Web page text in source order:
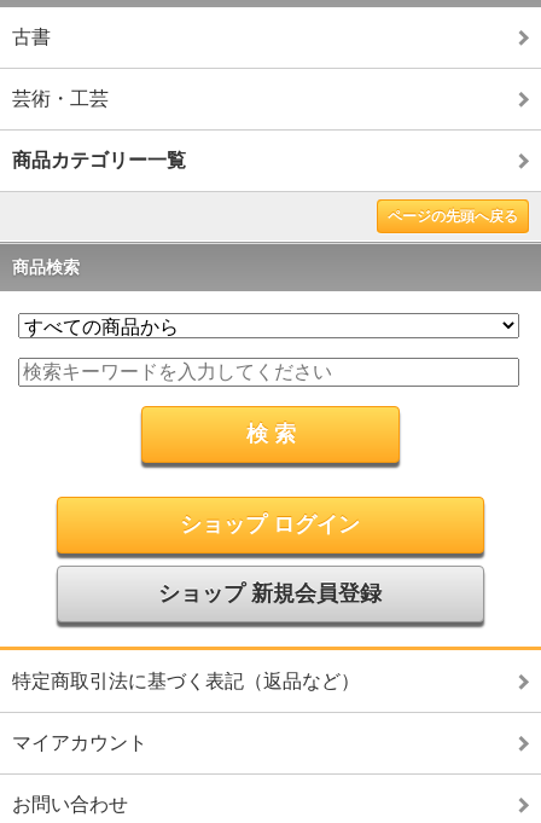
古書
芸術・工芸
商品カテゴリー一覧
ページの先頭へ戻る
商品検索
ショップ ログイン
ショップ 新規会員登録
特定商取引法に基づく表記（返品など）
マイアカウント
お問い合わせ